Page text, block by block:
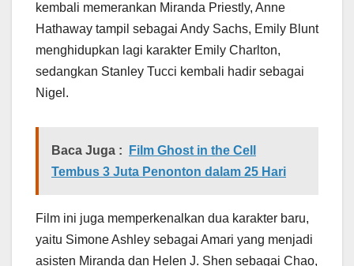
kembali memerankan Miranda Priestly, Anne
Hathaway tampil sebagai Andy Sachs, Emily Blunt
menghidupkan lagi karakter Emily Charlton,
sedangkan Stanley Tucci kembali hadir sebagai
Nigel.
Baca Juga :
Film Ghost in the Cell
Tembus 3 Juta Penonton dalam 25 Hari
Film ini juga memperkenalkan dua karakter baru,
yaitu Simone Ashley sebagai Amari yang menjadi
asisten Miranda dan Helen J. Shen sebagai Chao,